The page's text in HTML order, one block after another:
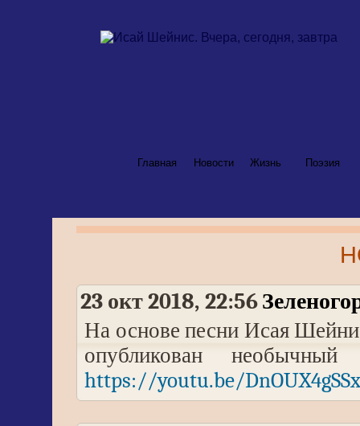
Главная Новости Жизнь Поэзия
23 окт 2018, 22:56
На основе песни Исая
опубликован
https://youtu.be/